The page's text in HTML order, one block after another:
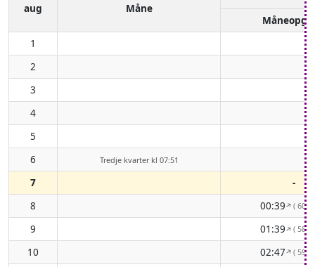
aug
Måne
1
2
3
4
5
6
Tredje kvarter kl 07:51
7
-
8
00:39↑( 60°
9 01:39↑( 58°
10 02:47↑( 59°